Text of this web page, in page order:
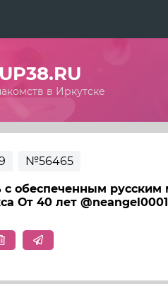
в Иркутске
№56465
с обеспеченным
От 40 лет @neangel0001